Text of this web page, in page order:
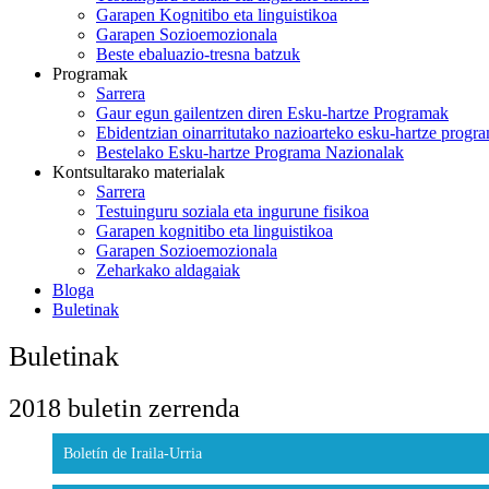
Garapen Kognitibo eta linguistikoa
Garapen Sozioemozionala
Beste ebaluazio-tresna batzuk
Programak
Sarrera
Gaur egun gailentzen diren Esku-hartze Programak
Ebidentzian oinarritutako nazioarteko esku-hartze
Bestelako Esku-hartze Programa Nazionalak
Kontsultarako materialak
Sarrera
Testuinguru soziala eta ingurune fisikoa
Garapen kognitibo eta linguistikoa
Garapen Sozioemozionala
Zeharkako aldagaiak
Bloga
Buletinak
Buletinak
2018 buletin zerrenda
Boletín de Iraila-Urria